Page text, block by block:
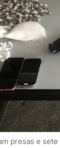
presas e